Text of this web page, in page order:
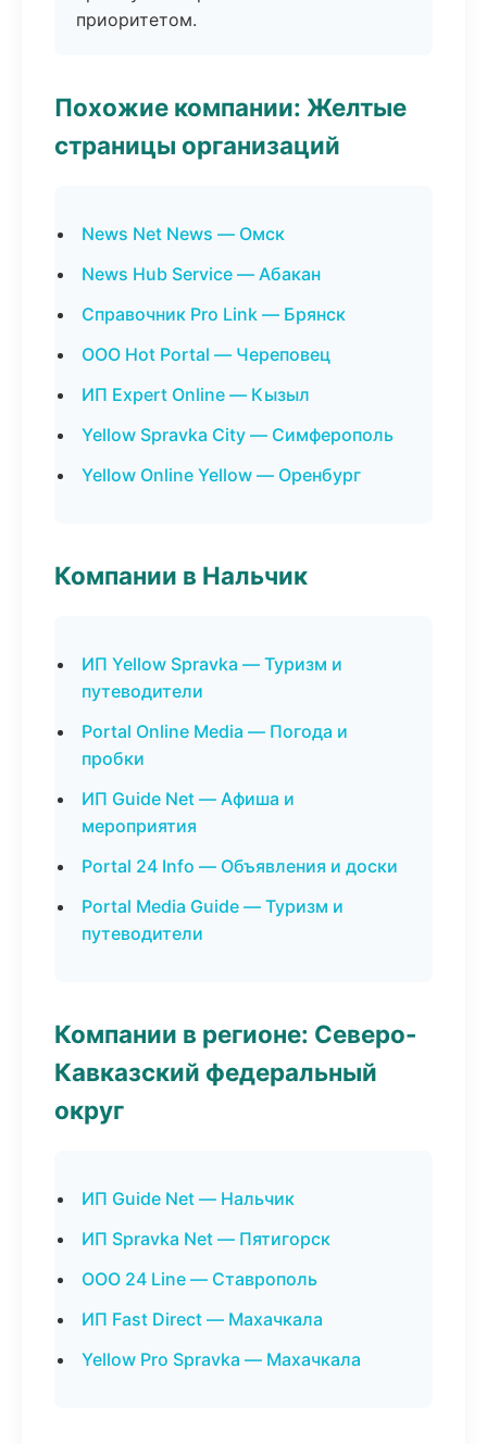
приоритетом.
Похожие компании: Желтые
страницы организаций
News Net News — Омск
News Hub Service — Абакан
Справочник Pro Link — Брянск
ООО Hot Portal — Череповец
ИП Expert Online — Кызыл
Yellow Spravka City — Симферополь
Yellow Online Yellow — Оренбург
Компании в Нальчик
ИП Yellow Spravka — Туризм и
путеводители
Portal Online Media — Погода и
пробки
ИП Guide Net — Афиша и
мероприятия
Portal 24 Info — Объявления и доски
Portal Media Guide — Туризм и
путеводители
Компании в регионе: Северо-
Кавказский федеральный
округ
ИП Guide Net — Нальчик
ИП Spravka Net — Пятигорск
ООО 24 Line — Ставрополь
ИП Fast Direct — Махачкала
Yellow Pro Spravka — Махачкала